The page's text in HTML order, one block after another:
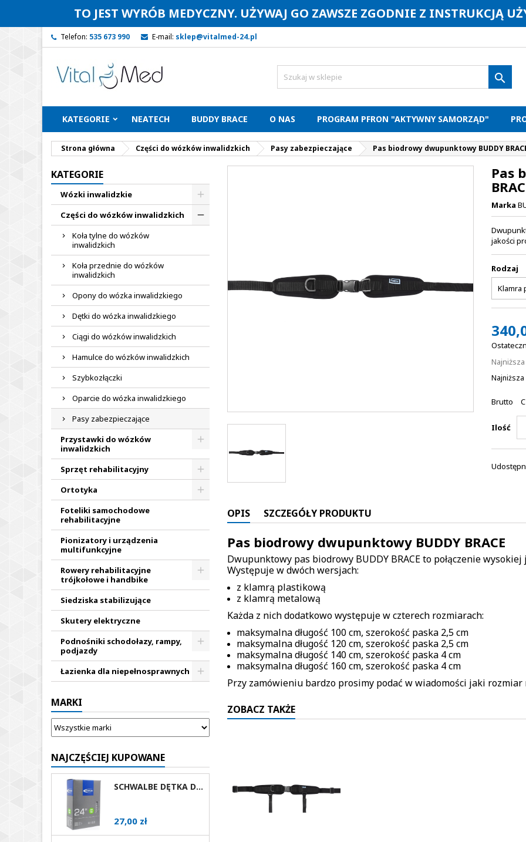
TO JEST WYRÓB MEDYCZNY. UŻYWAJ GO ZAWSZE ZGODNIE Z INSTRUKCJĄ
Telefon: 535 673 990 E-mail: sklep@vitalmed-24.pl

KATEGORIE NEATECH BUDDY BRACE O NAS PROGRAM PFRON "AKTYWNY SAMORZĄD"
Strona główna Części do wózków inwalidzkich Pasy zabezpieczające Pas biodrowy dwupunktowy BUDDY
KATEGORIE
Wózki inwalidzkie
Części do wózków inwalidzkich
Koła tylne do wózków
inwalidzkich
Koła przednie do wózków
inwalidzkich
Opony do wózka inwalidzkiego
Dętki do wózka inwalidzkiego
Ciągi do wózków inwalidzkich
Hamulce do wózków inwalidzkich
Szybkozłączki
Oparcie do wózka inwalidzkiego
Pasy zabezpieczające
Przystawki do wózków
inwalidzkich
Sprzęt rehabilitacyjny
Ortotyka
Foteliki samochodowe
rehabilitacyjne
Pionizatory i urządzenia
multifunkcyjne
Rowery rehabilitacyjne
trójkołowe i handbike
Siedziska stabilizujące
Skutery elektryczne
Podnośniki schodołazy, rampy,
podjazdy
Łazienka dla niepełnosprawnych
MARKI
NAJCZĘŚCIEJ KUPOWANE
SCHWALBE DĘTKA DO WÓZKA INWALIDZKIEGO 24X1 AV
Cena
27,00 zł
Pas
Marka
jakości
Rodzaj
Brutto
Ilość
OPIS SZCZEGÓŁY PRODUKTU
Pas biodrowy dwupunktowy BUDDY BRACE
Dwupunktowy pas biodrowy BUDDY BRACE to połączenie
Występuje w dwóch wersjach:
z klamrą plastikową
z klamrą metalową
Każda z nich dodatkowo występuje w czterech rozmiarach:
maksymalna długość 100 cm, szerokość paska 2,5 cm
maksymalna długość 120 cm, szerokość paska 2,5 cm
maksymalna długość 140 cm, szerokość paska 4 cm
maksymalna długość 160 cm, szerokość paska 4 cm
Przy zamówieniu bardzo prosimy podać w wiadomości jaki rozmiar
ZOBACZ TAKŻE